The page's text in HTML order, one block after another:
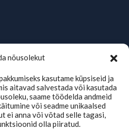
nõusolekut
kasutame küpsiseid ja
aitavad salvestada või kasutada
saame töödelda andmeid
või seadme unikaalsed
ei anna või võtad selle tagasi,
olla piiratud.